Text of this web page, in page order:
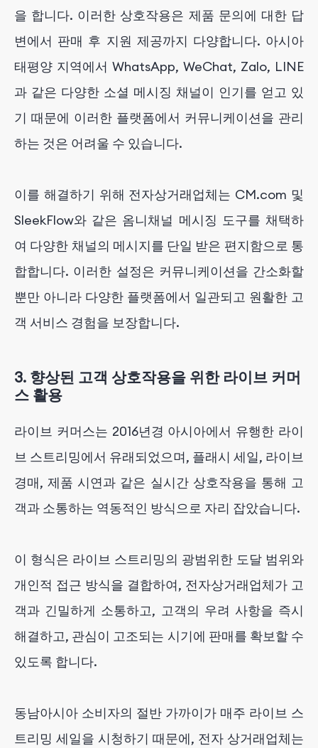
을 합니다. 이러한 상호작용은 제품 문의에 대한 답
변에서 판매 후 지원 제공까지 다양합니다. 아시아
태평양 지역에서 WhatsApp, WeChat, Zalo, LINE
과 같은 다양한 소셜 메시징 채널이 인기를 얻고 있
기 때문에 이러한 플랫폼에서 커뮤니케이션을 관리
하는 것은 어려울 수 있습니다.
이를 해결하기 위해 전자상거래업체는 CM.com 및
SleekFlow와 같은 옴니채널 메시징 도구를 채택하
여 다양한 채널의 메시지를 단일 받은 편지함으로 통
합합니다. 이러한 설정은 커뮤니케이션을 간소화할
뿐만 아니라 다양한 플랫폼에서 일관되고 원활한 고
객 서비스 경험을 보장합니다.
3. 향상된 고객 상호작용을 위한 라이브 커머
스 활용
라이브 커머스는 2016년경 아시아에서 유행한 라이
브 스트리밍에서 유래되었으며, 플래시 세일, 라이브
경매, 제품 시연과 같은 실시간 상호작용을 통해 고
객과 소통하는 역동적인 방식으로 자리 잡았습니다.
이 형식은 라이브 스트리밍의 광범위한 도달 범위와
개인적 접근 방식을 결합하여, 전자상거래업체가 고
객과 긴밀하게 소통하고, 고객의 우려 사항을 즉시
해결하고, 관심이 고조되는 시기에 판매를 확보할 수
있도록 합니다.
동남아시아 소비자의 절반 가까이가 매주 라이브 스
트리밍 세일을 시청하기 때문에, 전자 상거래업체는